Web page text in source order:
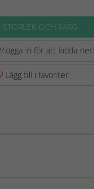
STORLEK OCH FÄRG
logga in för att ladda ner!
Lägg till i favoriter